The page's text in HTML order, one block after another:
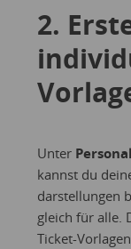
2.
Unter
kannst du
darstellungen
gleich für alle.
Ticket-